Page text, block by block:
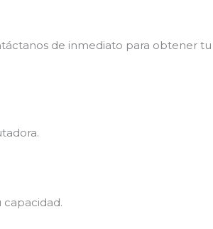
de inmediato para obtener tu
capacidad.